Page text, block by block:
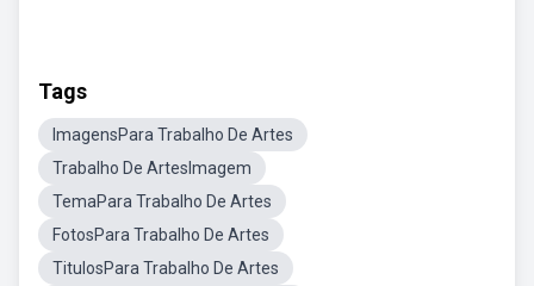
Tags
ImagensPara Trabalho De Artes
Trabalho De ArtesImagem
TemaPara Trabalho De Artes
FotosPara Trabalho De Artes
TitulosPara Trabalho De Artes